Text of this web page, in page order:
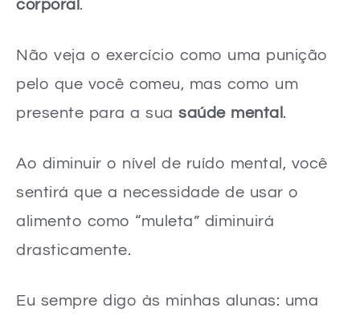
corporal .
Não veja o exercício como uma punição
pelo que você comeu, mas como um
presente para a sua saúde mental .
Ao diminuir o nível de ruído mental, você
sentirá que a necessidade de usar o
alimento como “muleta” diminuirá
drasticamente.
Eu sempre digo às minhas alunas: uma